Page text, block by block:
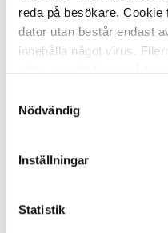
reda på besökare. Cookie
dator utan består endast
innehålla något virus.
plats och det finns två
Den ena typen sparar en
dessa används för att
som besökare rör dig på
kunna erbjuda besökaren
funktioner för detta.
dator är endast ett unikt
Nödvändig
Inställningar
Statistik
Filtersalt grovt ABENA 1,8kg